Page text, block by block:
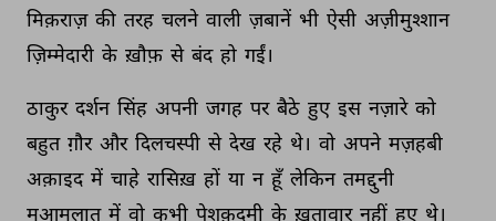
मिक़राज़ की तरह चलने वाली ज़बानें भी ऐसी अज़ीमुश्शान
ज़िम्मेदारी के ख़ौफ़ से बंद हो गईं।
ठाकुर दर्शन सिंह अपनी जगह पर बैठे हुए इस नज़ारे को
बहुत ग़ौर और दिलचस्पी से देख रहे थे। वो अपने मज़हबी
अक़ाइद में चाहे रासिख़ हों या न हूँ लेकिन तमद्दुनी
मुआमलात में वो कभी पेशक़दमी के ख़तावार नहीं हुए थे।